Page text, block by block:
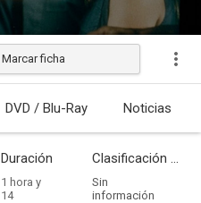
Estrenada
Marcar ficha
DVD / Blu-Ray Noticias
Duración
1 hora y
14
Clasificación por edades
Sin
información